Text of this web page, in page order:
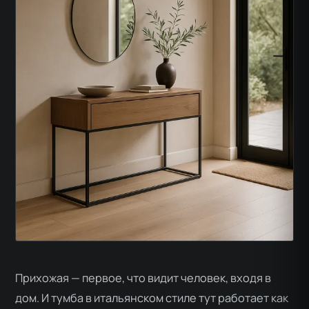
Прихожая — первое, что видит человек, входя в
дом. И тумба в итальянском стиле тут работает как